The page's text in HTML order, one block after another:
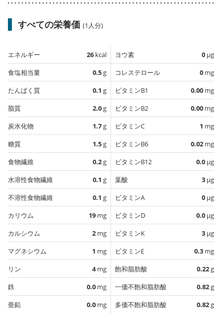
すべての栄養価 (1人分)
エネルギー 26 kcal
食塩相当量
0.5g
たんぱく質
0.1 g
脂質
2.0g
炭水化物
1.7g
糖質
1.5g
食物繊維
0.2g
水溶性食物繊維
0.1 g
不溶性食物繊維
0.1 g
カリウム
19 mg
カルシウム
2 mg
マグネシウム
1 mg
リン
4mg
鉄
0.0 mg
亜鉛
0.0 mg
ヨウ素 0 µg
コレステロール
0 mg
ビタミンB1
0.00 mg
ビタミンB2
0.00 mg
ビタミンC
1 mg
ビタミンB6
0.02 mg
ビタミンB12
0.0 µg
葉酸
3 µg
ビタミンA
0 µg
ビタミンD
0.0 µg
ビタミンK
3 µg
ビタミンE
0.3 mg
飽和脂肪酸
0.22g
一価不飽和脂肪酸
0.82g
多価不飽和脂肪酸
0.82g